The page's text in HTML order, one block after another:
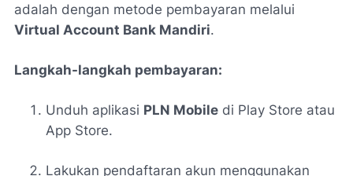
adalah dengan metode pembayaran melalui
Virtual Account Bank Mandiri.
Langkah-langkah pembayaran:
Unduh aplikasi PLN Mobile di Play Store atau
App Store.
Lakukan pendaftaran akun menggunakan